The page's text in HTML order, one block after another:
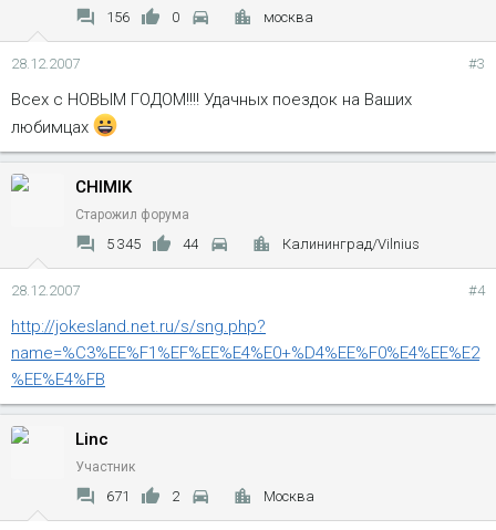
156 0 москва
28.12.2007 #3
Всех с НОВЫМ ГОДОМ!!!! Удачных поездок на Ваших
любимцах
CHIMIK
Старожил форума
5 345 44 Калининград/Vilnius
28.12.2007 #4
http://jokesland.net.ru/s/sng.php?
name=%C3%EE%F1%EF%EE%E4%E0+%D4%EE%F0%E4%EE%E2
%EE%E4%FB
Linc
Участник
671 2 Москва